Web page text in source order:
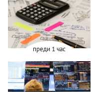
преди 1 час